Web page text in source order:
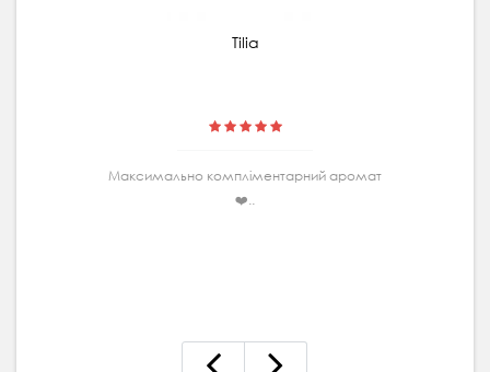
Tilia
Максимально комплiментарний аромат
❤️..